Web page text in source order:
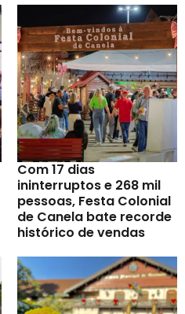
Com 17 dias
ininterruptos e 268 mil
pessoas, Festa Colonial
de Canela bate recorde
histórico de vendas